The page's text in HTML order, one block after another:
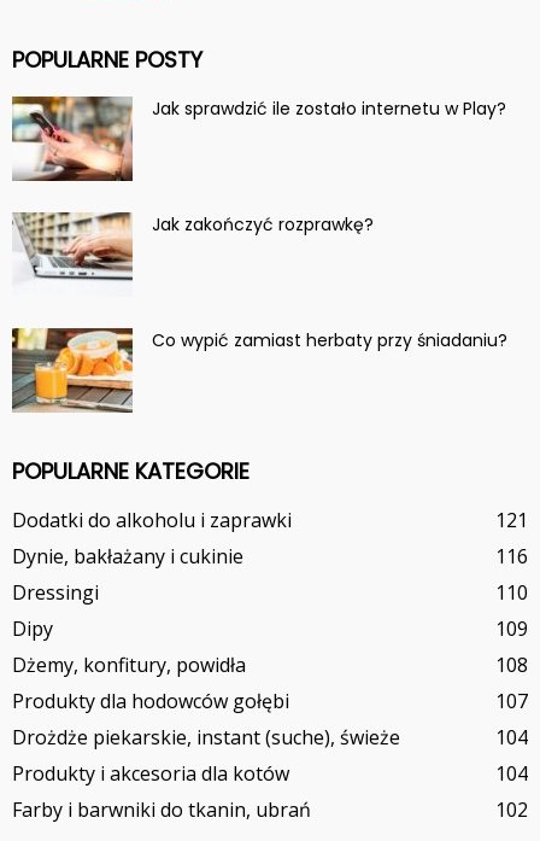
POPULARNE POSTY
Jak sprawdzić ile zostało internetu w Play?
Jak zakończyć rozprawkę?
Co wypić zamiast herbaty przy śniadaniu?
POPULARNE KATEGORIE
Dodatki do alkoholu i zaprawki
121
Dynie, bakłażany i cukinie
116
Dressingi
110
Dipy
109
Dżemy, konfitury, powidła
108
Produkty dla hodowców gołębi
107
Drożdże piekarskie, instant (suche), świeże
104
Produkty i akcesoria dla kotów
104
Farby i barwniki do tkanin, ubrań
102